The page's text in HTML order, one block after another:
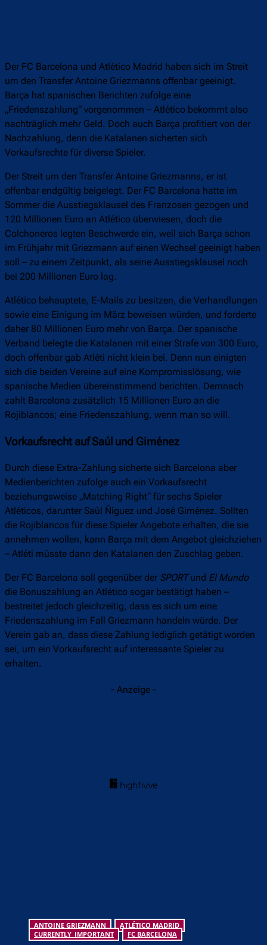
Der FC Barcelona und Atlético Madrid haben sich im Streit
um den Transfer Antoine Griezmanns offenbar geeinigt.
Barça hat spanischen Berichten zufolge eine
„Friedenszahlung“ vorgenommen – Atlético bekommt also
nachträglich mehr Geld. Doch auch Barça profitiert von der
Nachzahlung, denn die Katalanen sicherten sich
Vorkaufsrechte für diverse Spieler.
Der Streit um den Transfer Antoine Griezmanns, er ist
offenbar endgültig beigelegt. Der FC Barcelona hatte im
Sommer die Ausstiegsklausel des Franzosen gezogen und
120 Millionen Euro an Atlético überwiesen, doch die
Colchoneros legten Beschwerde ein, weil sich Barça schon
im Frühjahr mit Griezmann auf einen Wechsel geeinigt haben
soll – zu einem Zeitpunkt, als seine Ausstiegsklausel noch
bei 200 Millionen Euro lag.
Atlético behauptete, E-Mails zu besitzen, die Verhandlungen
sowie eine Einigung im März beweisen würden, und forderte
daher 80 Millionen Euro mehr von Barça. Der spanische
Verband belegte die Katalanen mit einer Strafe von 300 Euro,
doch offenbar gab Atléti nicht klein bei. Denn nun einigten
sich die beiden Vereine auf eine Kompromisslösung, wie
spanische Medien übereinstimmend berichten. Demnach
zahlt Barcelona zusätzlich 15 Millionen Euro an die
Rojiblancos; eine Friedenszahlung, wenn man so will.
Vorkaufsrecht auf Saúl und Giménez
Durch diese Extra-Zahlung sicherte sich Barcelona aber
Medienberichten zufolge auch ein Vorkaufsrecht
beziehungsweise „Matching Right“ für sechs Spieler
Atléticos, darunter Saúl Ñíguez und José Giménez. Sollten
die Rojiblancos für diese Spieler Angebote erhalten, die sie
annehmen wollen, kann Barça mit dem Angebot gleichziehen
– Atléti müsste dann den Katalanen den Zuschlag geben.
Der FC Barcelona soll gegenüber der SPORTund El Mundo
die Bonuszahlung an Atlético sogar bestätigt haben –
bestreitet jedoch gleichzeitig, dass es sich um eine
Friedenszahlung im Fall Griezmann handeln würde. Der
Verein gab an, dass diese Zahlung lediglich getätigt worden
sei, um ein Vorkaufsrecht auf interessante Spieler zu
erhalten.
- Anzeige -
ANTOINE GRIEZMANN
ATLÉTICO MADRID
CURRENTLY_IMPORTANT
FC BARCELONA